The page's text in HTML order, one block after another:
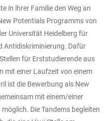
in ihrer Familie den Weg an
Potentials Programms von
Universität Heidelberg für
Antidiskriminierung. Dafür
für Erststudierende aus
mit einer Laufzeit von einem
ist die Bewerbung als New
mit einem/einer
Die Tandems begleiten